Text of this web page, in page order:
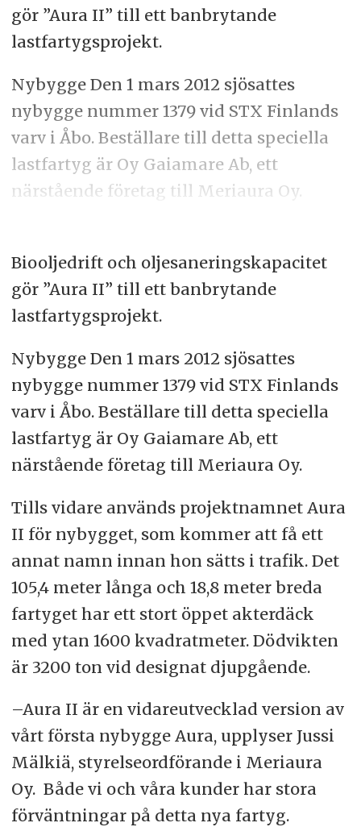
gör ”Aura II” till ett banbrytande
lastfartygsprojekt.
Nybygge Den 1 mars 2012 sjösattes
nybygge nummer 1379 vid STX Finlands
varv i Åbo. Beställare till detta speciella
lastfartyg är Oy Gaiamare Ab, ett
närstående företag till Meriaura Oy.
Biooljedrift och oljesaneringskapacitet
gör ”Aura II” till ett banbrytande
lastfartygsprojekt.
Nybygge Den 1 mars 2012 sjösattes
nybygge nummer 1379 vid STX Finlands
varv i Åbo. Beställare till detta speciella
lastfartyg är Oy Gaiamare Ab, ett
närstående företag till Meriaura Oy.
Tills vidare används projektnamnet Aura
II för nybygget, som kommer att få ett
annat namn innan hon sätts i trafik. Det
105,4 meter långa och 18,8 meter breda
fartyget har ett stort öppet akterdäck
med ytan 1600 kvadratmeter. Dödvikten
är 3200 ton vid designat djupgående.
–Aura II är en vidareutvecklad version av
vårt första nybygge Aura, upplyser Jussi
Mälkiä, styrelseordförande i Meriaura
Oy. Både vi och våra kunder har stora
förväntningar på detta nya fartyg.